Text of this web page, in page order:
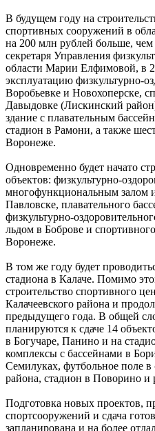
В будущем году на
спортивных сооружений в
на 200 млн рублей больше,
секретаря Управления
области Марии Елфимовой, в
эксплуатацию физкультурно-
Воробьевке и Новохоперске,
Давыдовке (Лискинский
здание с плавательным
стадион в Рамони, а также
Воронеже.
Одновременно будет начато
объектов: физкультурно-
многофункциональным залом
Павловске, плавательного
физкультурно-
льдом в Боброве и
Воронеже.
В том же году будет
стадиона в Калаче. Помимо
строительство спортивного
Калачеевского района и
предыдущего года. В общей
планируются к сдаче 14
в Богучаре, Панино и на
комплексы с бассейнами в
Семилуках, футбольное поле
района, стадион в Поворино и
Подготовка новых проектов,
спортсооружений и сдача
запланирована и на более